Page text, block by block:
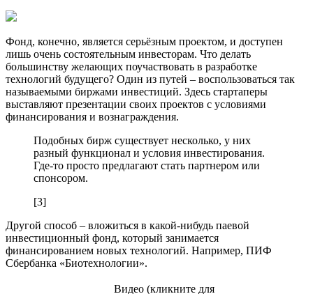
Фонд, конечно, является серьёзным проектом, и доступен
лишь очень состоятельным инвесторам. Что делать
большинству желающих поучаствовать в разработке
технологий будущего? Один из путей – воспользоваться так
называемыми биржами инвестиций. Здесь стартаперы
выставляют презентации своих проектов с условиями
финансирования и вознаграждения.
Подобных бирж существует несколько, у них
разный функционал и условия инвестирования.
Где-то просто предлагают стать партнером или
спонсором.
[3]
Другой способ – вложиться в какой-нибудь паевой
инвестиционный фонд, который занимается
финансированием новых технологий. Например, ПИФ
Сбербанка «Биотехнологии».
Видео (кликните для